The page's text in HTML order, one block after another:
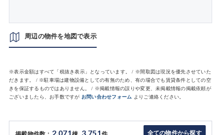
周辺の物件を地図で表示
※表示金額はすべて「税抜き表示」となっています。 / ※間取図は現況を優先させていた
だきます。 / ※駐車場は建物設備としての有無のため、有の場合でも賃貸条件としての空
きを保証するものではありません。 / ※掲載情報の誤りや変更、未掲載情報の掲載依頼が
ございましたら、お手数ですが お問い合わせフォーム よりご連絡ください。
2,071 3,751 全ての物件から探す